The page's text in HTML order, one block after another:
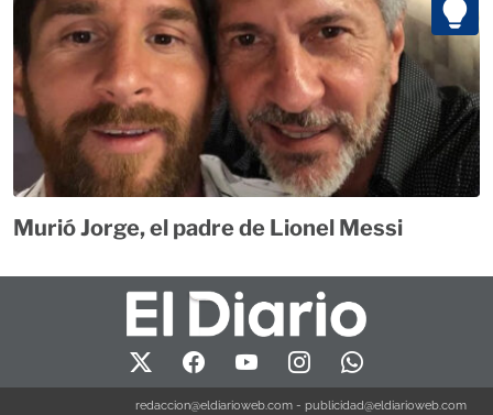
Murió Jorge, el padre de Lionel Messi
redaccion@eldiarioweb.com - publicidad@eldiarioweb.com